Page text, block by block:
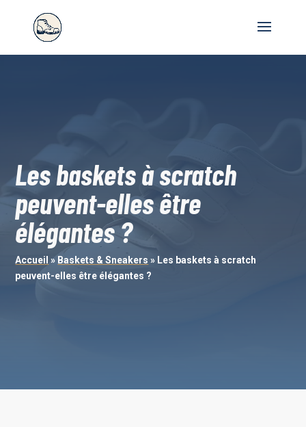
Les baskets à scratch
peuvent-elles être
élégantes ?
Accueil » Baskets & Sneakers » Les baskets à scratch
peuvent-elles être élégantes ?